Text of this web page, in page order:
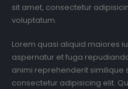
sit amet, consectetur
voluptatum.
Lorem quasi aliquid maiores
aspernatur et fuga
animi reprehenderit similique
consectetur adipisicing elit.